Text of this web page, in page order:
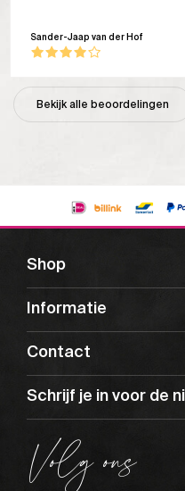
Sander-Jaap van der Hof
Bekijk alle beoordelingen
Shop
Informatie
Contact
Schrijf je in voor de
Volg ons